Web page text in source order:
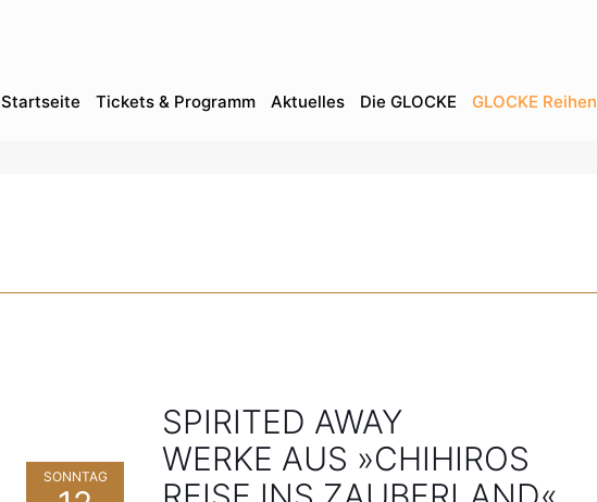
Startseite Tickets & Programm Aktuelles Die GLOCKE GLOCKE Reihen
SONNTAG
SPIRITED AWAY
WERKE AUS »CHIHIROS